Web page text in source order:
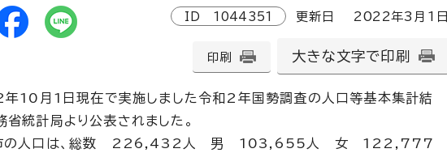
ID 1044351 更新日 2022年3月1日
印刷 大きな文字で印刷
10月1日現在で実施しました令和2年国勢調査の人口等基本集計結
省統計局より公表されました。
の人口は、総数 226,432人 男 103,655人 女 122,777